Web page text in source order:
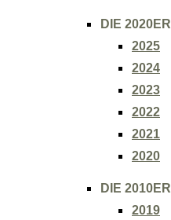
DIE 2020ER
2025
2024
2023
2022
2021
2020
DIE 2010ER
2019